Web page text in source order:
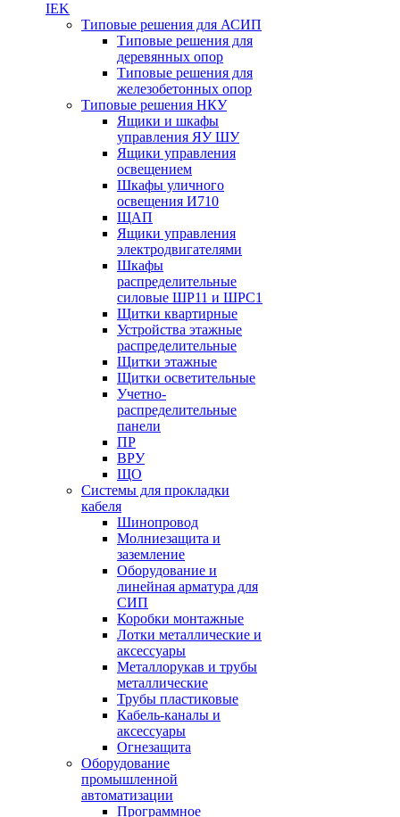
IEK
Типовые решения для АСИП
Типовые решения для
деревянных опор
Типовые решения для
железобетонных опор
Типовые решения НКУ
Ящики и шкафы
управления ЯУ ШУ
Ящики управления
освещением
Шкафы уличного
освещения И710
ЩАП
Ящики управления
электродвигателями
Шкафы
распределительные
силовые ШР11 и ШРС1
Щитки квартирные
Устройства этажные
распределительные
Щитки этажные
Щитки осветительные
Учетно-
распределительные
панели
ПР
ВРУ
ЩО
Системы для прокладки
кабеля
Шинопровод
Молниезащита и
заземление
Оборудование и
линейная арматура для
СИП
Коробки монтажные
Лотки металлические и
аксессуары
Металлорукав и трубы
металлические
Трубы пластиковые
Кабель-каналы и
аксессуары
Огнезащита
Оборудование
промышленной
автоматизации
Программное